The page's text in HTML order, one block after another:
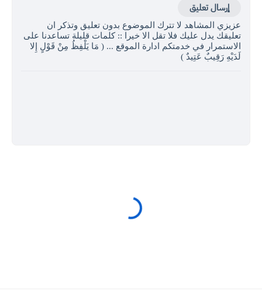
إرسال تعليق
عزيزي المشاهد لا تترك الموضوع بدون تعليق وتذكر ان
تعليقك يدل عليك فلا تقل الا خيرا :: كلمات قليلة تساعدنا على
الاستمرار في خدمتكم ادارة الموقع ... ( مَا يَلْفِظُ مِنْ قَوْلٍ إِلا
لَدَيْهِ رَقِيبٌ عَتِيدٌ )